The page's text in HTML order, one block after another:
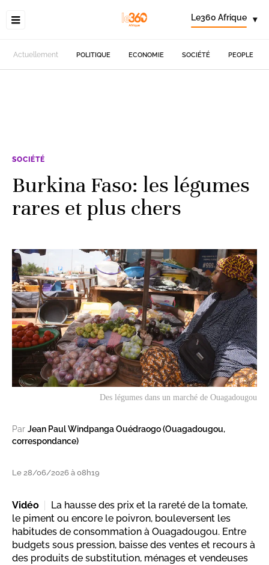
Le360 Afrique ▾
Actuellement POLITIQUE ECONOMIE SOCIÉTÉ PEOPLE
SOCIÉTÉ
Burkina Faso: les légumes
rares et plus chers
Des légumes dans un marché de Ouagadougou
Par Jean Paul Windpanga Ouédraogo (Ouagadougou,
correspondance)
Le 28/06/2026 à 08h19
Vidéo
La hausse des prix et la rareté de la tomate,
le piment ou encore le poivron, bouleversent les
habitudes de consommation à Ouagadougou. Entre
budgets sous pression, baisse des ventes et recours à
des produits de substitution, ménages et vendeuses